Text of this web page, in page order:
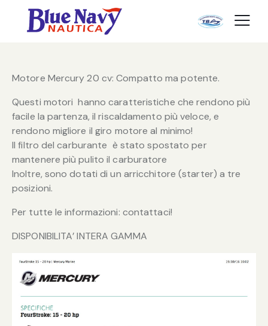
Motore Mercury 20 cv: Compatto ma potente.
Questi motori hanno caratteristiche che rendono più
facile la partenza, il riscaldamento più veloce, e
rendono migliore il giro motore al minimo!
Il filtro del carburante è stato spostato per
mantenere più pulito il carburatore
Inoltre, sono dotati di un arricchitore (starter) a tre
posizioni.
Per tutte le informazioni: contattaci!
DISPONIBILITA’ INTERA GAMMA